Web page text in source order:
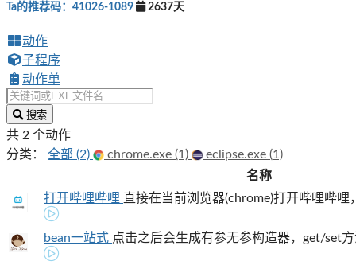
Ta的推荐码：41026-1089 2637天
动作
子程序
动作单
搜索
共 2 个动作
分类：
全部 (2) chrome.exe (1)
eclipse.exe (1)
名称
打开哔哩哔哩 直接在当前浏览器(chrome)打开哔哩哔哩
bean一站式 点击之后会生成有参无参构造器，get/set